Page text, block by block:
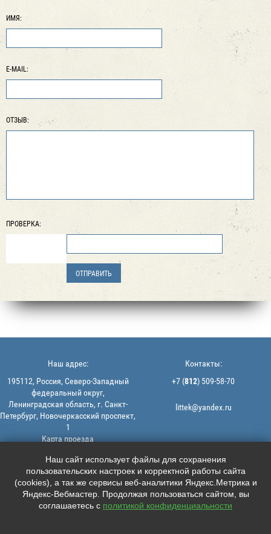
ИМЯ:
E-MAIL:
ОТЗЫВ:
ПРОВЕРКА:
© 2013-2026 | ООО "ЛИТТЕК" -
производство и продажа РТИ
ИНН: 7806523560 | ОГРН:
1147847126162
Политика конфиденциальности |
Пользовательское соглашение
Наш адрес:
195112, Россия, Северо-Западный
федеральный округ,
Ленинградская область, г. Санкт-
Петербург, Новочеркасский проспект,
1
Карта проезда
Контакты:
+7 (812) 509-58-70
littek@yandex.ru
Мы в соцсетях:
    
Наш сайт использует файлы для сохранения
пользовательских настроек и корректной работы сайта
(cookies), а так же сервисы веб-аналитики Яндекс.Метрика и
Яндекс-Вебмастер. Продолжая пользоваться сайтом, вы
соглашаетесь с политикой конфиденциальности